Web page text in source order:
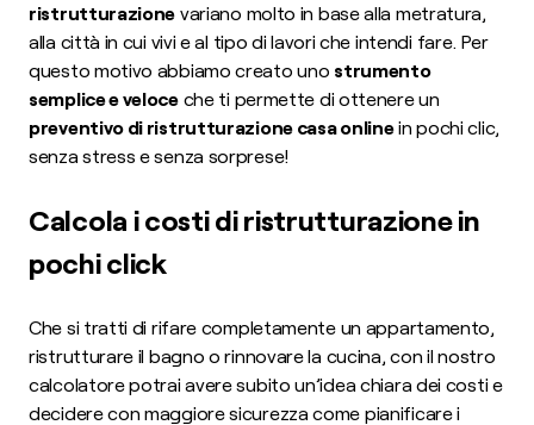
ristrutturazione variano molto in base alla metratura,
alla città in cui vivi e al tipo di lavori che intendi fare. Per
questo motivo abbiamo creato uno strumento
semplice e veloceche ti permette di ottenere un
preventivo di ristrutturazione casa onlinein pochi clic,
senza stress e senza sorprese!
Calcola i costi di ristrutturazione in
pochi click
Che si tratti di rifare completamente un appartamento,
ristrutturare il bagno o rinnovare la cucina, con il nostro
calcolatore potrai avere subito un’idea chiara dei costi e
decidere con maggiore sicurezza come pianificare i